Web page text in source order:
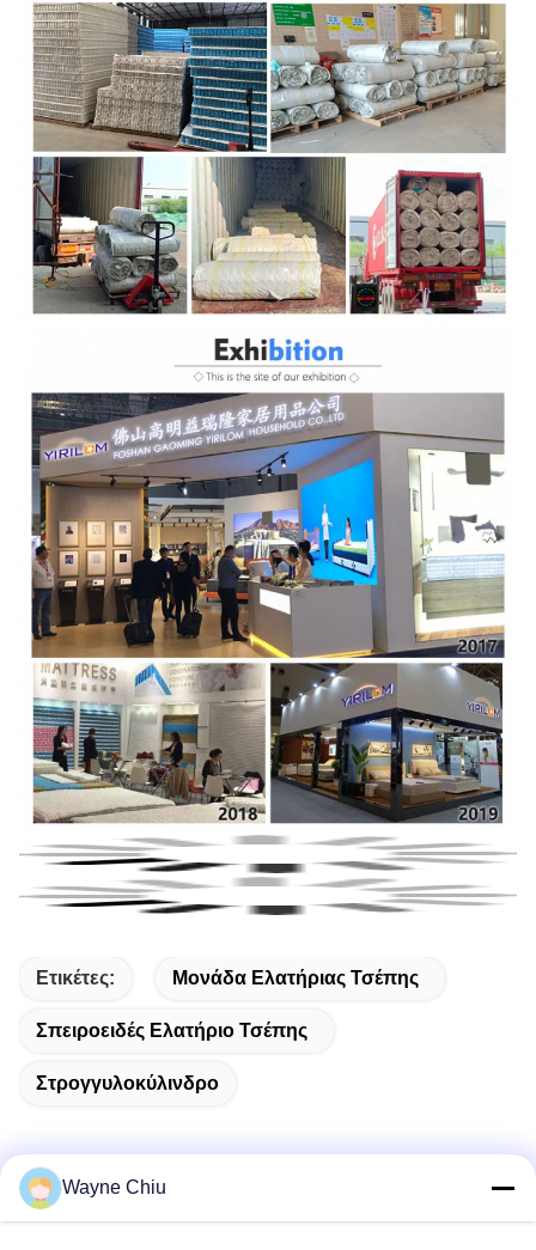
Ετικέτες: Μονάδα Ελατήριας Τσέπης
Σπειροειδές Ελατήριο Τσέπης
Στρογγυλοκύλινδρο
Wayne Chiu